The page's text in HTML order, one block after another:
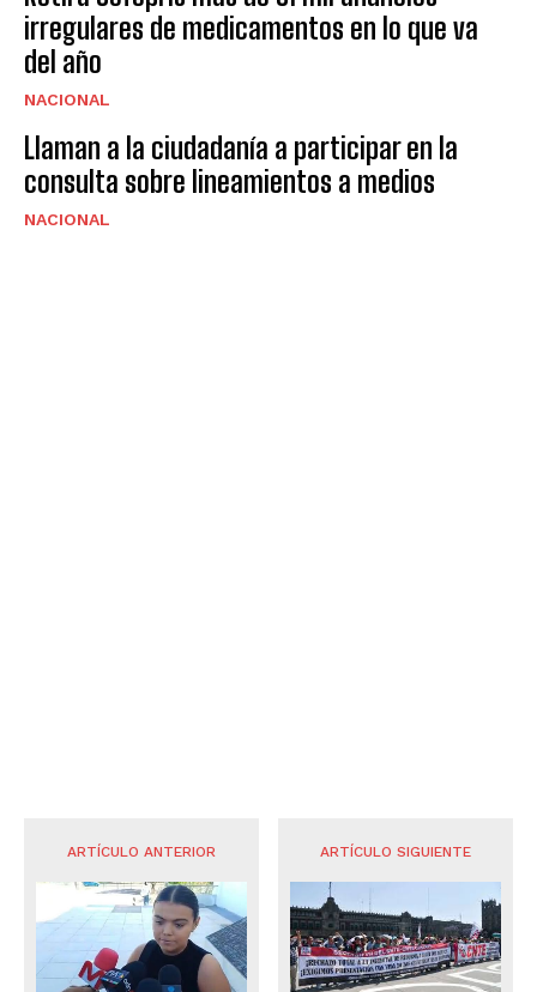
irregulares de medicamentos en lo que va
del año
NACIONAL
Llaman a la ciudadanía a participar en la
consulta sobre lineamientos a medios
NACIONAL
ARTÍCULO ANTERIOR ARTÍCULO SIGUIENTE